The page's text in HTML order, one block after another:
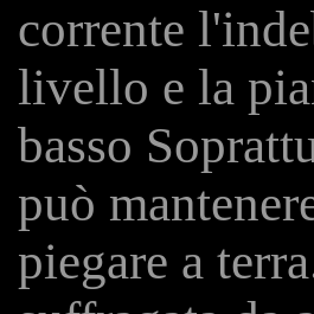
corrente
livello e la
basso
può
piegare a